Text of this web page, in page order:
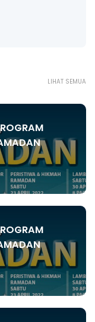
LIHAT SEMUA